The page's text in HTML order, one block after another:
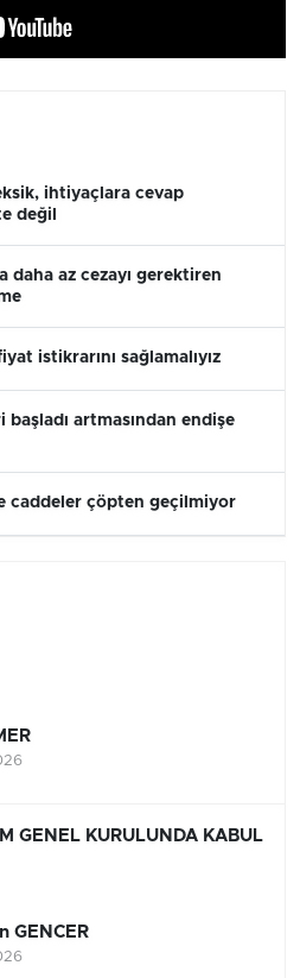
ihtiyaçlara cevap
değil
daha az cezayı gerektiren
istikrarını sağlamalıyız
artmasından endişe
caddeler çöpten geçilmiyor
GENEL KURULUNDA KABUL
GENCER